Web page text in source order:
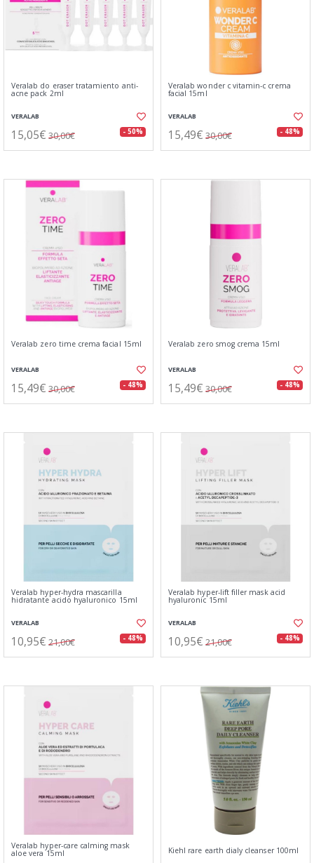
Veralab do eraser tratamiento anti-
acne pack 2ml
VERALAB
15,05€ 30,00€ - 50%
Veralab wonder c vitamin-c crema
facial 15ml
VERALAB
15,49€ 30,00€ - 48%
Veralab zero time crema facial 15ml
VERALAB
15,49€ 30,00€ - 48%
Veralab zero smog crema 15ml
VERALAB
15,49€ 30,00€ - 48%
Veralab hyper-hydra mascarilla
hidratante acido hyaluronico 15ml
VERALAB
10,95€ 21,00€ - 48%
Veralab hyper-lift filler mask acid
hyaluronic 15ml
VERALAB
10,95€ 21,00€ - 48%
Veralab hyper-care calming mask
aloe vera 15ml Kiehl rare earth dialy cleanser 100ml